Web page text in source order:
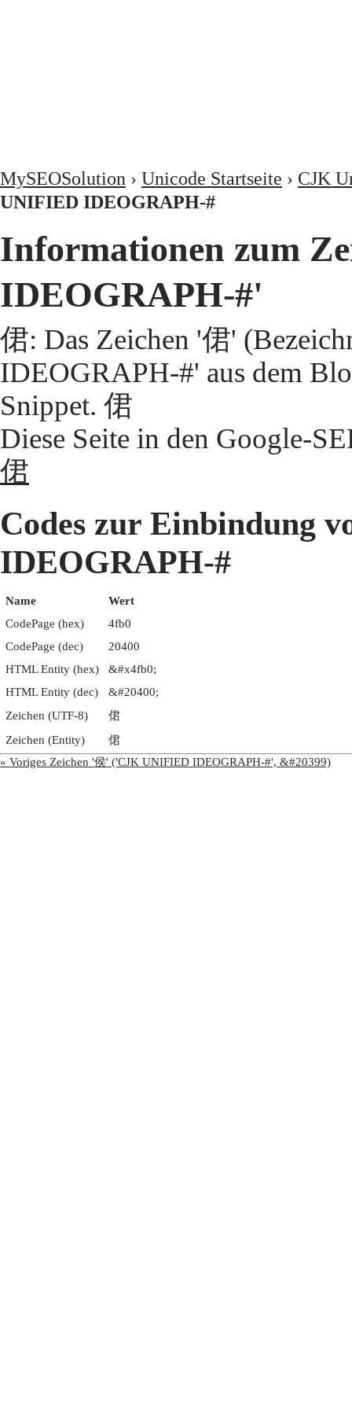
MySEOSolution › Unicode Startseite › CJK
UNIFIED IDEOGRAPH-#
Informationen zum
IDEOGRAPH-#'
侰: Das Zeichen '侰'
IDEOGRAPH-#' aus dem
Snippet. 侰
Diese Seite in den Google-
侰
Codes zur Einbindung
IDEOGRAPH-#
Name
Wert
CodePage (hex)
4fb0
CodePage (dec)
20400
HTML Entity (hex)
&#x4fb0;
HTML Entity (dec)
&#20400;
Zeichen (UTF-8)
侰
Zeichen (Entity)
侰
« Voriges Zeichen '侯' ('CJK UNIFIED IDEOGRAPH-#', &#20399)